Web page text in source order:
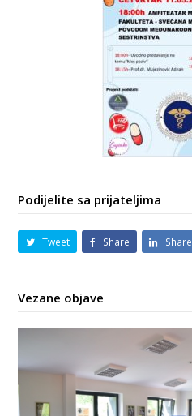
Podijelite sa prijateljima
Tweet Share Share
Vezane objave